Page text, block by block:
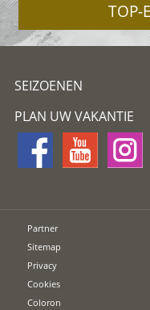
TOP-
SEIZOENEN
PLAN UW VAKANTIE
Partner
Sitemap
Privacy
Cookies
Coloron